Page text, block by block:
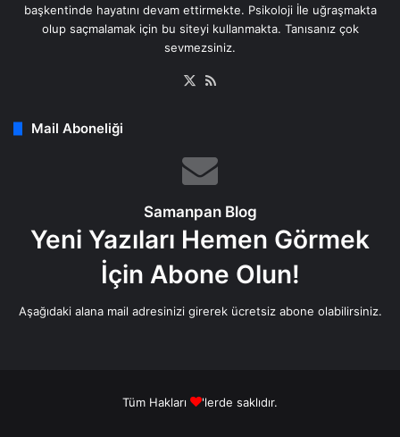
başkentinde hayatını devam ettirmekte. Psikoloji İle uğraşmakta
olup saçmalamak için bu siteyi kullanmakta. Tanısanız çok
sevmezsiniz.
X
Mail Aboneliği
Samanpan Blog
Yeni Yazıları Hemen Görmek
İçin Abone Olun!
Aşağıdaki alana mail adresinizi girerek ücretsiz abone olabilirsiniz.
Tüm Hakları 'lerde saklıdır.